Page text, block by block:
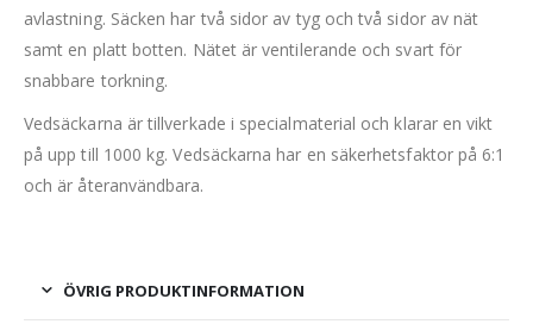
avlastning. Säcken har två sidor av tyg och två sidor av nät
samt en platt botten. Nätet är ventilerande och svart för
snabbare torkning.
Vedsäckarna är tillverkade i specialmaterial och klarar en vikt
på upp till 1000 kg. Vedsäckarna har en säkerhetsfaktor på 6:1
och är återanvändbara.
ÖVRIG PRODUKTINFORMATION